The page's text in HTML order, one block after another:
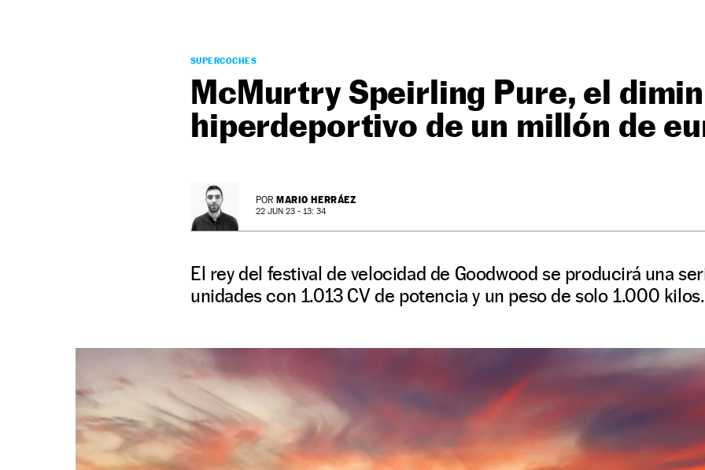
SUPERCOCHES
McMurtry Speirling Pure, el
hiperdeportivo de un millón de
POR MARIO HERRÁEZ
22 JUN 23 - 13: 34
El rey del festival de velocidad de Goodwood se producirá una
unidades con 1.013 CV de potencia y un peso de solo 1.000 kilos.